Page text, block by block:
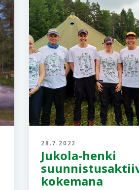
28.7.2022
Jukola-henki
kokemana